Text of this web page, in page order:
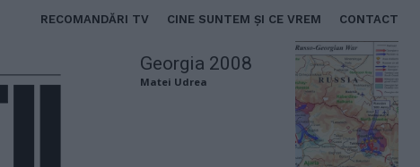
RECOMANDĂRI TV CINE SUNTEM ȘI CE VREM CONTACT
Georgia 2008
Matei Udrea